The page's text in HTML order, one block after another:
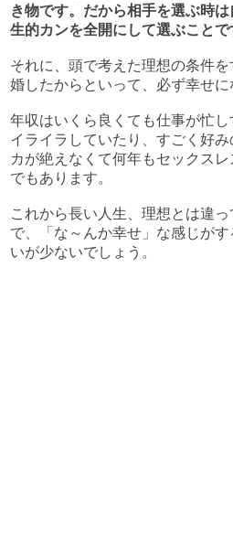
き物です。だから相手を選ぶ時
生的カンを全開にして選ぶことで
それに、頭で考えた理想の条件
婚したからといって、必ず幸せに
年収はいくら良くても仕事が忙
イライラしていたり、すごく好
カが絶えなくて何年もセックス
でもあります。
これから長い人生、理想とは違
で、「な～んか幸せ」な感じが
いが少ないでしょう。